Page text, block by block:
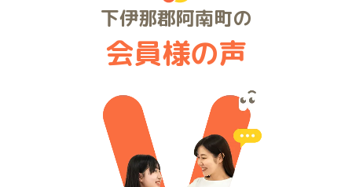
下伊那郡阿南町の
会員様の声